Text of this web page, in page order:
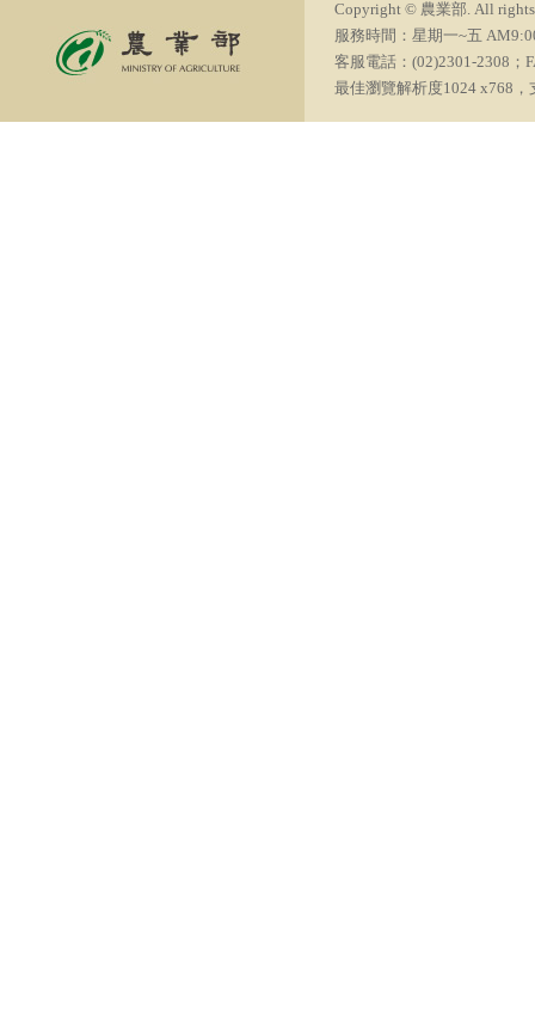
Copyright © 農業部. All rights
服務時間：星期一~五
客服電話：(02)2301-2308；
最佳瀏覽解析度1024 x768，